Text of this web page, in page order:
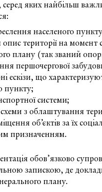
серед яких найбільш
населеного
території на момент
плану (так званий
першочергової
ескізи, що
пункту;
системи;
з облаштування
об’єктів за їх
призначенням.
обов’язково
запискою, де
плану.